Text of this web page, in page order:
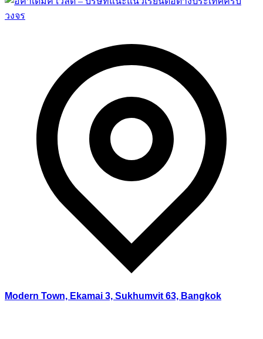
Modern Town, Ekamai 3, Sukhumvit 63, Bangkok